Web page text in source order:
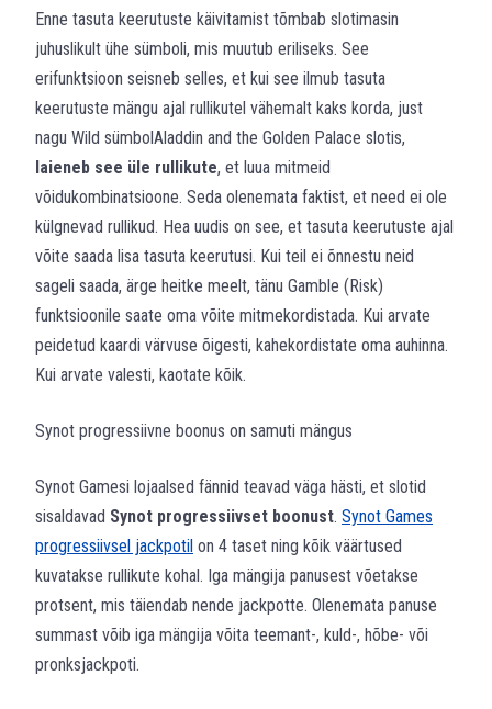
Enne tasuta keerutuste käivitamist tõmbab slotimasin
juhuslikult ühe sümboli, mis muutub eriliseks. See
erifunktsioon seisneb selles, et kui see ilmub tasuta
keerutuste mängu ajal rullikutel vähemalt kaks korda, just
nagu Wild sümbol Aladdin and the Golden Palace slotis,
laieneb see üle rullikute, et luua mitmeid
võidukombinatsioone. Seda olenemata faktist, et need ei ole
külgnevad rullikud. Hea uudis on see, et tasuta keerutuste ajal
võite saada lisa tasuta keerutusi. Kui teil ei õnnestu neid
sageli saada, ärge heitke meelt, tänu Gamble (Risk)
funktsioonile saate oma võite mitmekordistada. Kui arvate
peidetud kaardi värvuse õigesti, kahekordistate oma auhinna.
Kui arvate valesti, kaotate kõik.
Synot progressiivne boonus on samuti mängus
Synot Gamesi lojaalsed fännid teavad väga hästi, et slotid
sisaldavad Synot progressiivset boonust. Synot Games
progressiivsel jackpotil on 4 taset ning kõik väärtused
kuvatakse rullikute kohal. Iga mängija panusest võetakse
protsent, mis täiendab nende jackpotte. Olenemata panuse
summast võib iga mängija võita teemant-, kuld-, hõbe- või
pronksjackpoti.